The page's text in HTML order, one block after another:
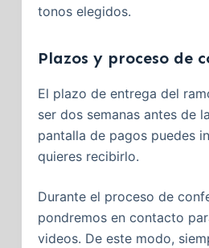
tonos elegidos.
Plazos y proceso de
El plazo de entrega del
ser dos semanas antes de
pantalla de pagos puedes
quieres recibirlo.
Durante el proceso de
pondremos en contacto
videos. De este modo,